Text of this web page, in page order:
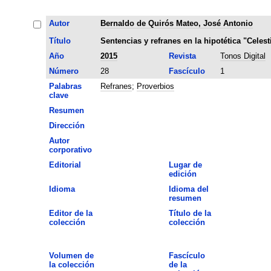
Autor
Bernaldo de Quirós Mateo, José Antonio
Título
Sentencias y refranes en la hipotética
Año
2015 Revista Tonos Digital
Número
28 Fascículo 1
Palabras
clave
Refranes; Proverbios
Resumen
Dirección
Autor
corporativo
Editorial
Lugar de
edición
Idioma
Idioma del
resumen
Editor de la
colección
Título de la
colección
Volumen de
la colección
Fascículo
de la